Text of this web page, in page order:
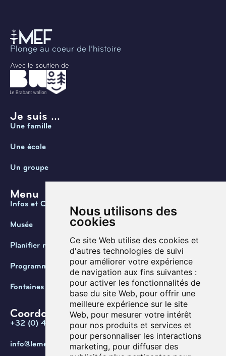
Nous utilisons des
cookies
Ce site Web utilise des cookies et
d'autres technologies de suivi
pour améliorer votre expérience
de navigation aux fins suivantes :
pour activer les fonctionnalités de
base du site Web, pour offrir une
meilleure expérience sur le site
Web, pour mesurer votre intérêt
pour nos produits et services et
pour personnaliser les interactions
marketing, pour diffuser des
Plonge au coeur de l’histoire
Avec le soutien de
Je suis ...
Une famille
Une école
Un groupe
Menu
Infos et Contact
Musée
Planifier ma visite
Programmation
Fontaines de Belgique
Coordonnées
+32 (0) 470 / 67.20.55
info@lemef.be